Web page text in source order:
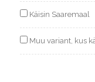
Käisin Saaremaal
Muu variant, kus